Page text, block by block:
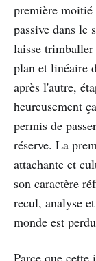
première
passive dans le
laisse
plan et linéaire
après l'autre,
heureusement
permis de
réserve. La
attachante et
son caractère
recul, analyse
monde est